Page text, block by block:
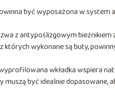
być wyposażona w
z antypoślizgowym
których wykonane są buty,
wkładka wspiera
muszą być idealnie dopasowane,